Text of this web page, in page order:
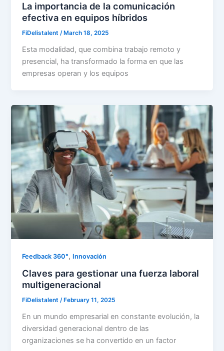
La importancia de la comunicación
efectiva en equipos híbridos
FiDelistalent/ March 18, 2025
Esta modalidad, que combina trabajo remoto y
presencial, ha transformado la forma en que las
empresas operan y los equipos
Feedback 360°, Innovación
Claves para gestionar una fuerza laboral
multigeneracional
FiDelistalent/ February 11, 2025
En un mundo empresarial en constante evolución, la
diversidad generacional dentro de las
organizaciones se ha convertido en un factor